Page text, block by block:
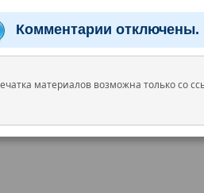
Комментарии отключены.
материалов возможна только со